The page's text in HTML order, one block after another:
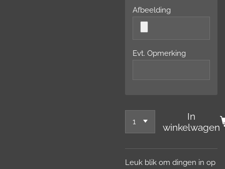
Afbeelding
Evt. Opmerking
In
winkelwagen
Leuk blik om dingen in op